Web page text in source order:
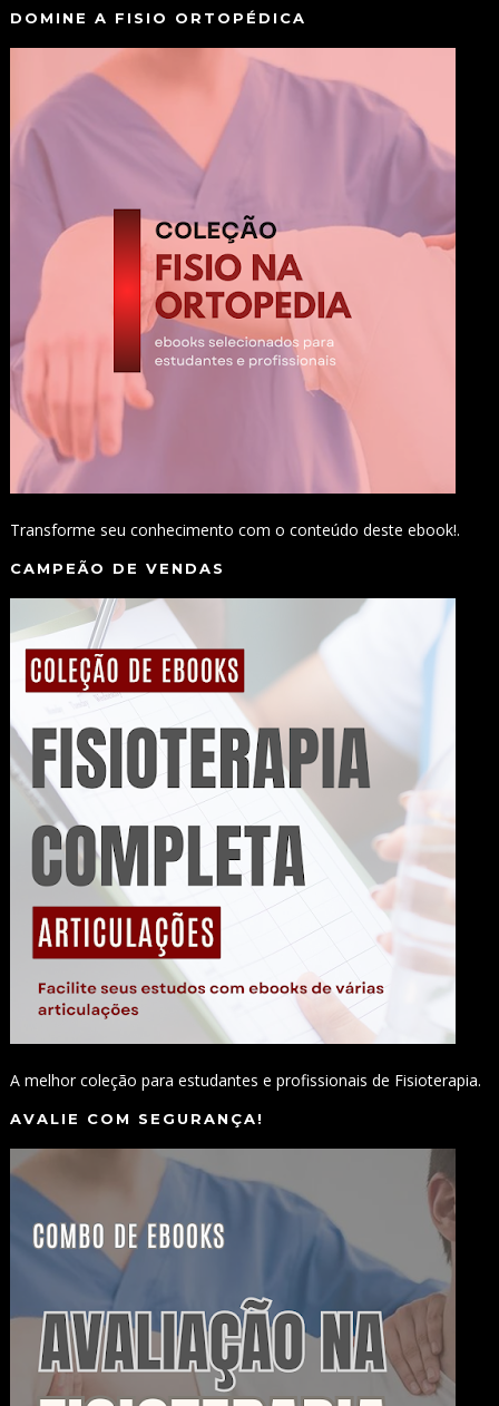
DOMINE A FISIO ORTOPÉDICA
Transforme seu conhecimento com o conteúdo deste ebook!.
CAMPEÃO DE VENDAS
A melhor coleção para estudantes e profissionais de Fisioterapia.
AVALIE COM SEGURANÇA!